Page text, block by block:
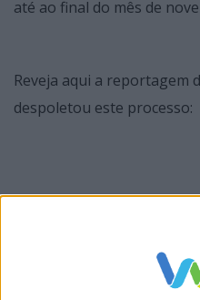
até ao final do mês de
Reveja aqui a reportagem
despoletou este processo: